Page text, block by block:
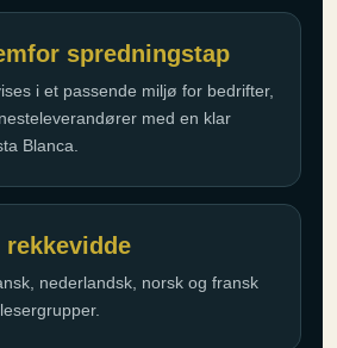
spredningstap
i et passende miljø for bedrifter,
med en klar
Blanca.
nederlandsk, norsk og fransk